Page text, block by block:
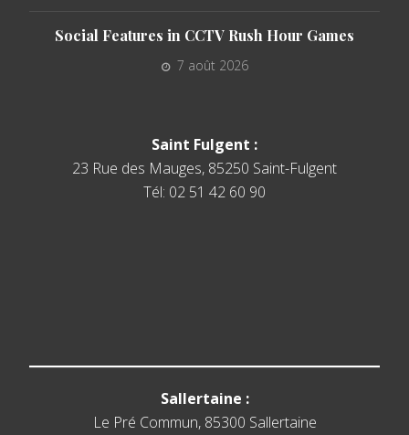
Social Features in CCTV Rush Hour Games
7 août 2026
Saint Fulgent :
23 Rue des Mauges, 85250 Saint-Fulgent
Tél: 02 51 42 60 90
Sallertaine :
Le Pré Commun, 85300 Sallertaine